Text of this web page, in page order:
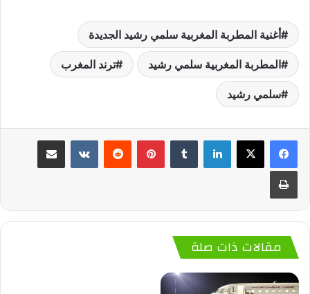
أغنية المطربة المغربية سلمي رشيد الجديدة
المطربة المغربية سلمي رشيد ترند المغرب
سلمي رشيد
لينكدإن بينتيريست
مقالات ذات صلة